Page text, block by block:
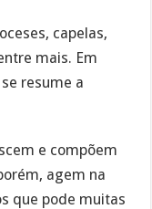
capelas,
mais. Em
resume a
e compõem
agem na
que pode muitas